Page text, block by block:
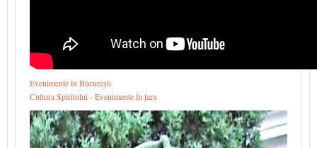
Evenimente în Bucureşti
Cultura Spiritului - Evenimente în țara